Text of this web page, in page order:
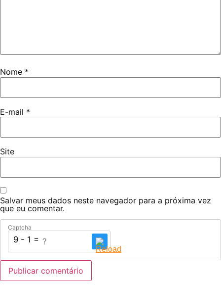
Nome *
E-mail *
Site
Salvar meus dados neste navegador para a próxima vez
que eu comentar.
Captcha
9 - 1 = ?